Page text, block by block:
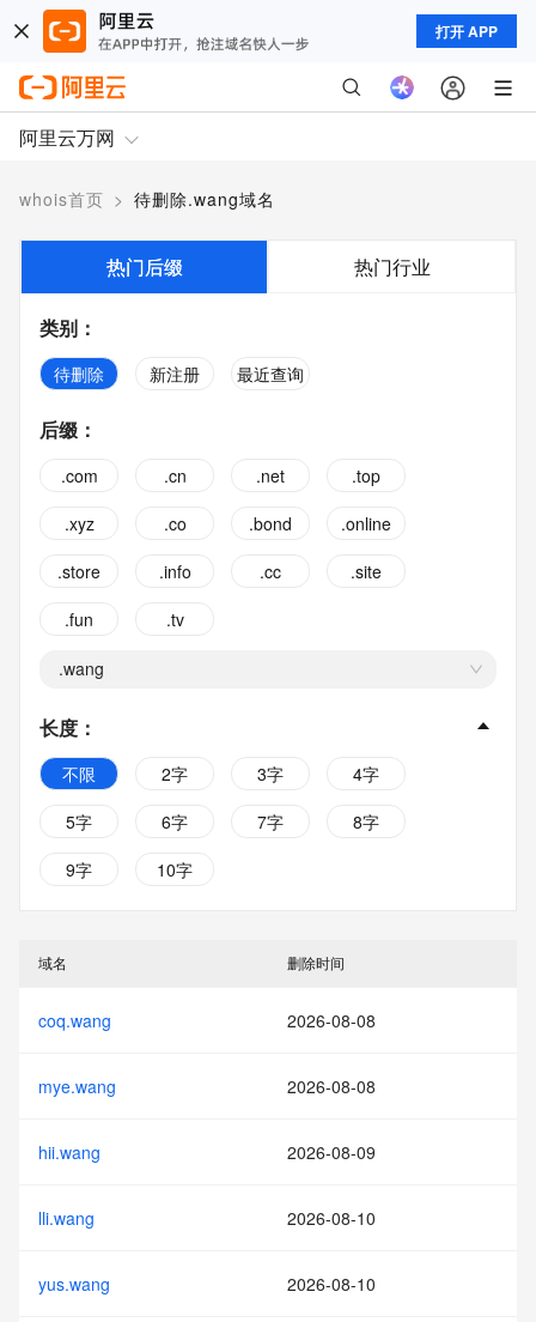
打开 APP
阿里云万网
whois首页 > 待删除.wang域名
热门后缀 热门行业
类别 ：
待删除 新注册 最近查询
后缀 ：
.com .cn .net
.top
.xyz
.co .bond
.online
.store
.info .cc
.site
.fun
.tv
.wang
长度 ：
不限 2字 3字
4字
5字
6字 7字
8字
9字
10字
域名 删除时间
coq.wang 2026-08-08
mye.wang 2026-08-08
hii.wang 2026-08-09
lli.wang 2026-08-10
yus.wang 2026-08-10